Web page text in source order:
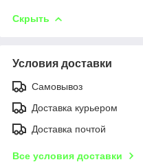
Скрыть
Условия доставки
Самовывоз
Доставка курьером
Доставка почтой
Все условия доставки